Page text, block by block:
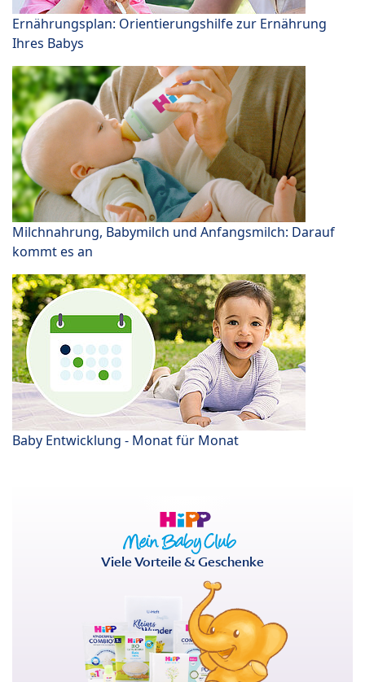
Ernährungsplan: Orientierungshilfe zur Ernährung
Ihres Babys
Milchnahrung, Babymilch und Anfangsmilch: Darauf
kommt es an
Baby Entwicklung - Monat für Monat
Viele Vorteile & Geschenke